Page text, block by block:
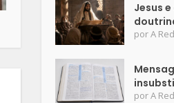
Jesus e
porA
porA